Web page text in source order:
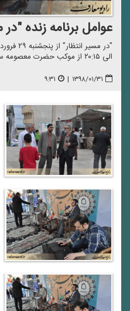
عوامل برنامه زنده "در
الی ۲۰:۱۵ از موكب حضرت معصومه سلام الله علیها به روی آنتن می رود
۱۳۹۸/۰۱/۳۱ | ۹:۳۱